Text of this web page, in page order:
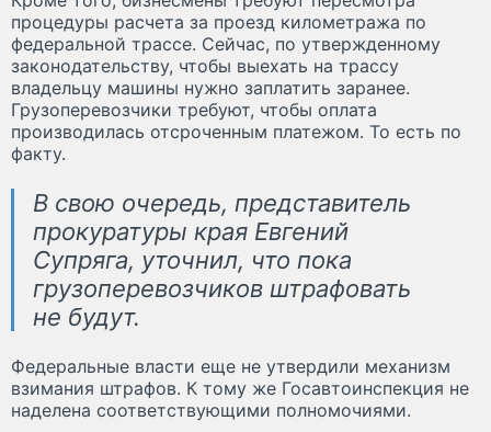
процедуры расчета за проезд километража по
федеральной трассе. Сейчас, по утвержденному
законодательству, чтобы выехать на трассу
владельцу машины нужно заплатить заранее.
Грузоперевозчики требуют, чтобы оплата
производилась отсроченным платежом. То есть по
факту.
В свою очередь, представитель
прокуратуры края Евгений
Супряга, уточнил, что пока
грузоперевозчиков штрафовать
не будут.
Федеральные власти еще не утвердили механизм
взимания штрафов. К тому же Госавтоинспекция не
наделена соответствующими полномочиями.